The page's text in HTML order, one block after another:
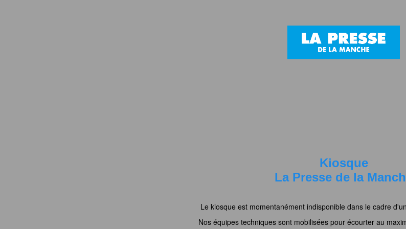
Kiosque
La Presse de la
Le kiosque est momentanément indisponible dans le cadre
Nos équipes techniques sont mobilisées pour écourter au